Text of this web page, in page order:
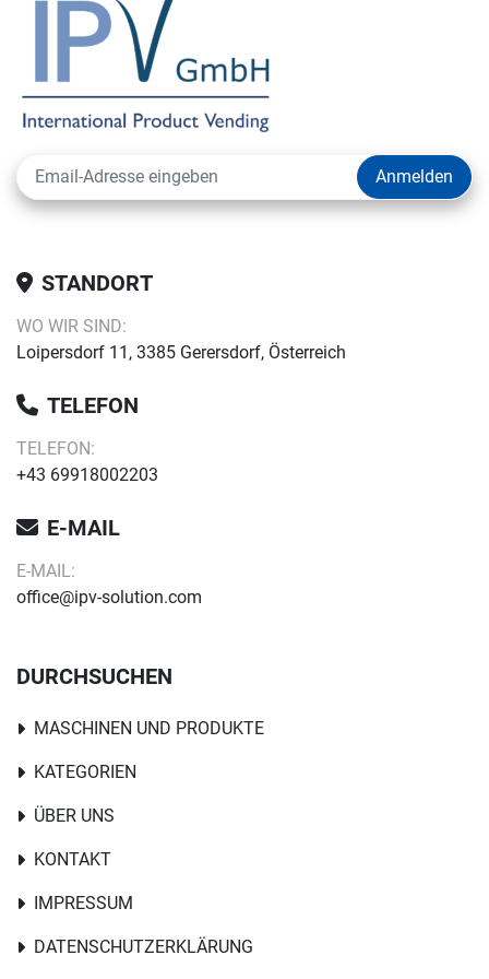
Anmelden
STANDORT
WO WIR SIND:
Loipersdorf 11, 3385 Gerersdorf, Österreich
TELEFON
TELEFON:
+43 69918002203
E-MAIL
E-MAIL:
office@ipv-solution.com
DURCHSUCHEN
MASCHINEN UND PRODUKTE
KATEGORIEN
ÜBER UNS
KONTAKT
IMPRESSUM
DATENSCHUTZERKLÄRUNG